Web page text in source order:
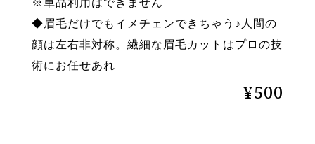
◆眉毛だけでもイメチェンできちゃう♪人間の
顔は左右非対称。繊細な眉毛カットはプロの技
術にお任せあれ
¥500